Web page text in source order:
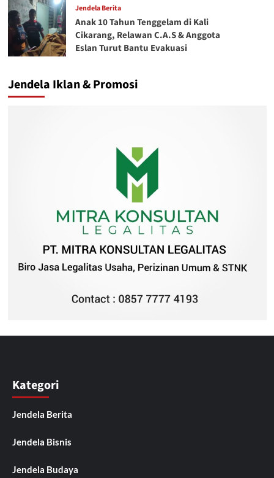
Jendela Berita
Anak 10 Tahun Tenggelam di Kali
Cikarang, Relawan C.A.S & Anggota
Eslan Turut Bantu Evakuasi
Jendela Iklan & Promosi
Kategori
Jendela Berita
Jendela Bisnis
Jendela Budaya